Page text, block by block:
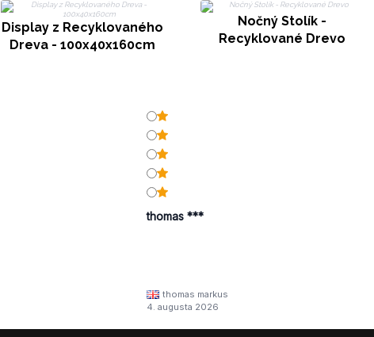
Display z Recyklovaného
Dreva - 100x40x160cm
Nočný Stolík -
Recyklované Drevo
thomas ***
thomas markus
4. augusta 2026